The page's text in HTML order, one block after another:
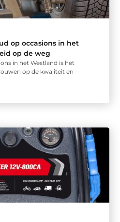
op occasions in het
op de weg
in het Westland is het
op de kwaliteit en